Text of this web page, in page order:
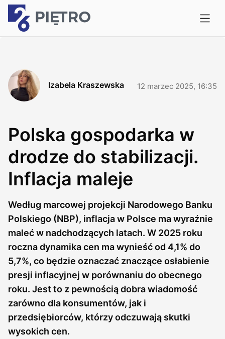
Izabela Kraszewska 12 marzec 2025, 16:35
Polska gospodarka w
drodze do stabilizacji.
Inflacja maleje
Według marcowej projekcji Narodowego Banku
Polskiego (NBP), inflacja w Polsce ma wyraźnie
maleć w nadchodzących latach. W 2025 roku
roczna dynamika cen ma wynieść od 4,1% do
5,7%, co będzie oznaczać znaczące osłabienie
presji inflacyjnej w porównaniu do obecnego
roku. Jest to z pewnością dobra wiadomość
zarówno dla konsumentów, jak i
przedsiębiorców, którzy odczuwają skutki
wysokich cen.